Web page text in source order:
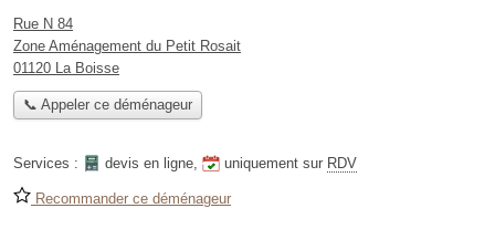
Rue N 84
Zone Aménagement du Petit Rosait
01120 La Boisse
📞 Appeler ce déménageur
Services : devis en ligne, uniquement sur RDV
Recommander ce déménageur